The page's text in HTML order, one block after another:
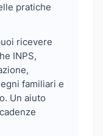
pratiche
ricevere
INPS,
familiari e
Un aiuto